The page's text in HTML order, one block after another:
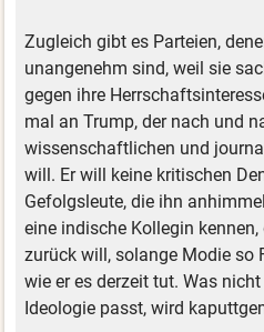
Zugleich gibt es Parteien,
unangenehm sind, weil sie
gegen ihre
mal an Trump, der nach und
wissenschaftlichen und
will. Er will keine kritischen
Gefolgsleute, die ihn
eine indische Kollegin
zurück will, solange Modie so
wie er es derzeit tut. Was
Ideologie passt, wird